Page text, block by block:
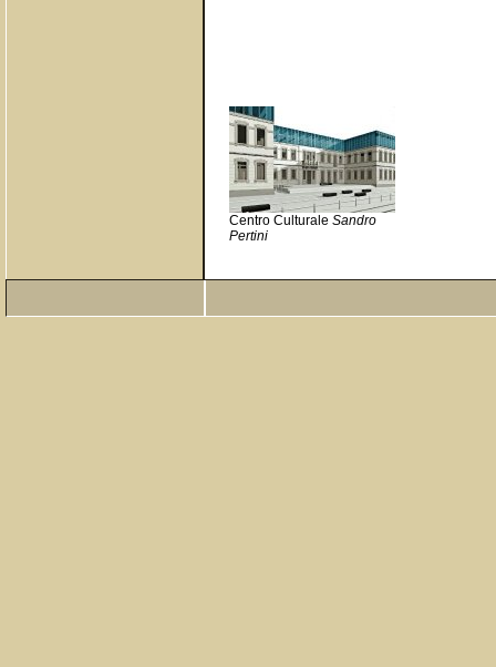
Centro Culturale Sandro
Pertini